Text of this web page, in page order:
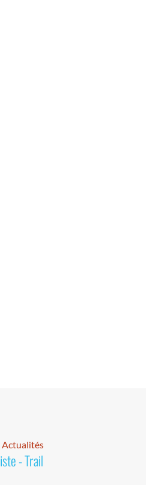
- Trail